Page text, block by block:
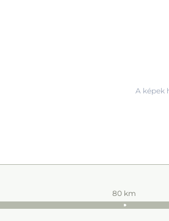
A képek
80 km